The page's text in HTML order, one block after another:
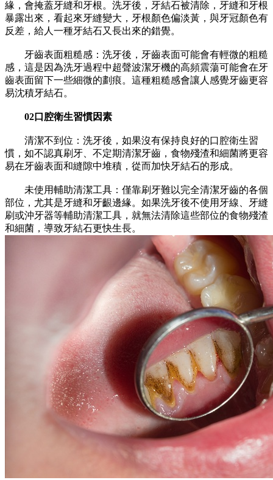
緣，會掩蓋牙縫和牙根。洗牙後，牙結石被清除，牙縫和牙根
暴露出來，看起來牙縫變大，牙根顏色偏淡黃，與牙冠顏色有
反差，給人一種牙結石又長出來的錯覺。
牙齒表面粗糙感：洗牙後，牙齒表面可能會有輕微的粗糙
感，這是因為洗牙過程中超聲波潔牙機的高頻震蕩可能會在牙
齒表面留下一些細微的劃痕。這種粗糙感會讓人感覺牙齒更容
易沈積牙結石。
02口腔衛生習慣因素
清潔不到位：洗牙後，如果沒有保持良好的口腔衛生習
慣，如不認真刷牙、不定期清潔牙齒，食物殘渣和細菌將更容
易在牙齒表面和縫隙中堆積，從而加快牙結石的形成。
未使用輔助清潔工具：僅靠刷牙難以完全清潔牙齒的各個
部位，尤其是牙縫和牙齦邊緣。如果洗牙後不使用牙線、牙縫
刷或沖牙器等輔助清潔工具，就無法清除這些部位的食物殘渣
和細菌，導致牙結石更快生長。